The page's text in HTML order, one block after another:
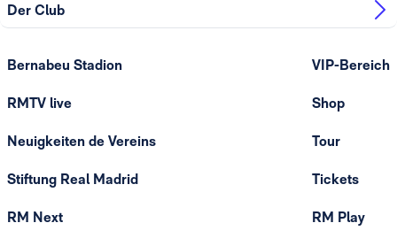
Der Club
Bernabeu Stadion
RMTV live
Neuigkeiten de Vereins
Stiftung Real Madrid
RM Next
VIP-Bereich
Shop
Tour
Tickets
RM Play